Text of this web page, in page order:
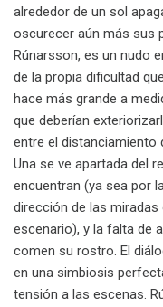
alrededor de un sol
oscurecer aún más sus
Rúnarsson, es un nudo
de la propia dificultad
hace más grande a
que deberían
entre el distanciamiento
Una se ve apartada del
encuentran (ya sea por
dirección de las
escenario), y la falta de
comen su rostro. El
en una simbiosis
tensión a las escenas.